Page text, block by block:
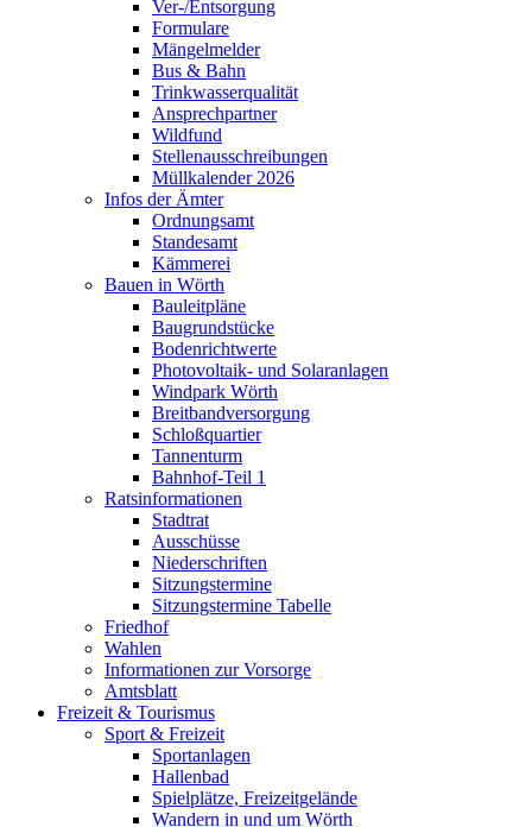
Ver-/Entsorgung
Formulare
Mängelmelder
Bus & Bahn
Trinkwasserqualität
Ansprechpartner
Wildfund
Stellenausschreibungen
Müllkalender 2026
Infos der Ämter
Ordnungsamt
Standesamt
Kämmerei
Bauen in Wörth
Bauleitpläne
Baugrundstücke
Bodenrichtwerte
Photovoltaik- und Solaranlagen
Windpark Wörth
Breitbandversorgung
Schloßquartier
Tannenturm
Bahnhof-Teil 1
Ratsinformationen
Stadtrat
Ausschüsse
Niederschriften
Sitzungstermine
Sitzungstermine Tabelle
Friedhof
Wahlen
Informationen zur Vorsorge
Amtsblatt
Freizeit & Tourismus
Sport & Freizeit
Sportanlagen
Hallenbad
Spielplätze, Freizeitgelände
Wandern in und um Wörth